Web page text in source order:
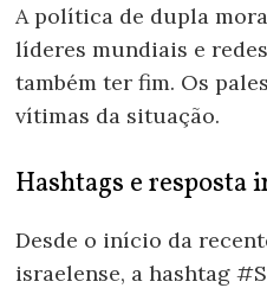
A política de dupla
líderes mundiais e
também ter fim. Os
vítimas da situação.
Hashtags e resposta
Desde o início da
israelense, a hashtag